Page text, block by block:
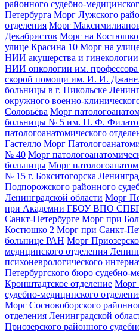
районного судебно-
Петербурга Морг Лужского
отделения Морг
Декабристов Морг на
улице Красина 10 Морг на
НИИ акушерства и
НИИ онкологии им.
скорой помощи им. И. И.
больницы в г. Никольске
окружного военно-
Соловьёва Морг
больницы № 5 им. Н. Ф.
патологоанатомического
Гастелло Морг
№ 40 Морг
больницы Морг
№ 15 г. Бокситогорска
Подпорожского районного
Ленинградской области Морг
при Академии ГБОУ ВПО
Санкт-Петербурге Морг при
Костюшко 2 Морг при Санкт-
больнице РАН Морг
медицинского отделения
психоневрологического
Петербургского бюро судебно-
Кронштадтское отделение Морг
судебно-медицинского
Морг Сосновоборского
отделения Ленинградской
Приозерского районного